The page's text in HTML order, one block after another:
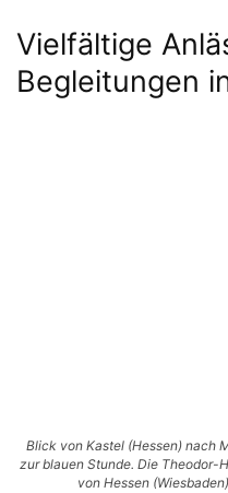
Vielfältige
Begleitungen
Blick von Kastel (Hessen) nach
zur blauen Stunde. Die
von Hessen